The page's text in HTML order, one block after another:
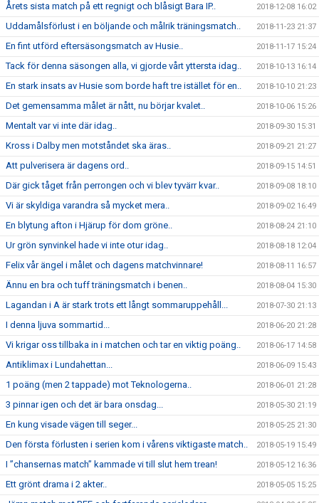
Årets sista match på ett regnigt och blåsigt Bara IP.. 2018-12-08 16:02
Uddamålsförlust i en böljande och målrik träningsmatch.. 2018-11-23 21:37
En fint utförd eftersäsongsmatch av Husie.. 2018-11-17 15:24
Tack för denna säsongen alla, vi gjorde vårt yttersta idag.. 2018-10-13 16:14
En stark insats av Husie som borde haft tre istället för en.. 2018-10-10 21:23
Det gemensamma målet är nått, nu börjar kvalet.. 2018-10-06 15:26
Mentalt var vi inte där idag.. 2018-09-30 15:31
Kross i Dalby men motståndet ska äras.. 2018-09-21 21:27
Att pulverisera är dagens ord.. 2018-09-15 14:51
Där gick tåget från perrongen och vi blev tyvärr kvar.. 2018-09-08 18:10
Vi är skyldiga varandra så mycket mera.. 2018-09-02 16:49
En blytung afton i Hjärup för dom gröne.. 2018-08-24 21:10
Ur grön synvinkel hade vi inte otur idag.. 2018-08-18 12:04
Felix vår ängel i målet och dagens matchvinnare! 2018-08-11 16:57
Ännu en bra och tuff träningsmatch i benen.. 2018-08-04 15:30
Lagandan i A är stark trots ett långt sommaruppehåll... 2018-07-30 21:13
I denna ljuva sommartid... 2018-06-20 21:28
Vi krigar oss tillbaka in i matchen och tar en viktig poäng.. 2018-06-17 14:58
Antiklimax i Lundahettan... 2018-06-09 15:43
1 poäng (men 2 tappade) mot Teknologerna.. 2018-06-01 21:28
3 pinnar igen och det är bara onsdag... 2018-05-30 21:19
En kung visade vägen till seger... 2018-05-25 21:30
Den första förlusten i serien kom i vårens viktigaste match.. 2018-05-19 15:49
I ”chansernas match” kammade vi till slut hem trean! 2018-05-12 16:36
Ett grönt drama i 2 akter.. 2018-05-05 15:25